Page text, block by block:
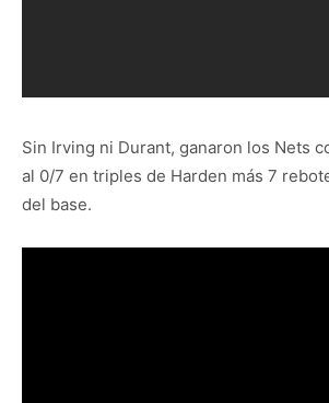
Sin Irving ni Durant, ganaron los Nets
al 0/7 en triples de Harden más 7
del base.